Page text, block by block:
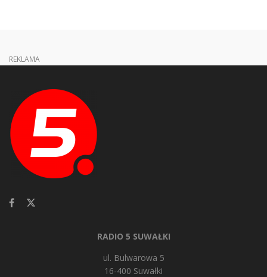
REKLAMA
RADIO 5 SUWAŁKI
ul. Bulwarowa 5
16-400 Suwałki